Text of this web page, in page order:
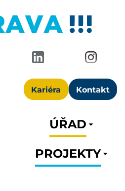
Kariéra Kontakt
ÚŘAD
PROJEKTY